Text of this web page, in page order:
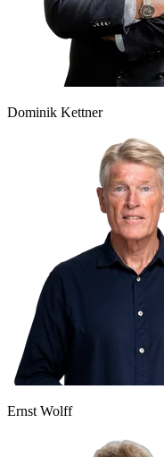
Dominik Kettner
Ernst Wolff